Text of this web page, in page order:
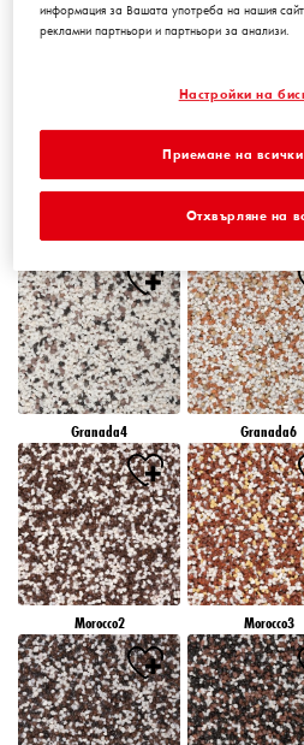
Granada1 Granada2
Granada4 Granada6
Morocco2 Morocco3
информация за Вашата употреба на нашия
рекламни партньори и партньори за анализи.
Настройки на
Отхвърляне на
Приемане на всички